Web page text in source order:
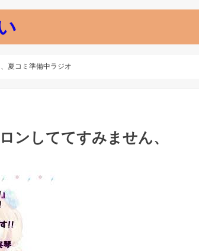
夏コミ準備中ラジオ
ンしててすみません、